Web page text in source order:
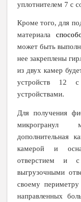
уплотнителем 7 с
Кроме того, для
материала
может быть
нее закреплены
из двух камер
устройств 12 с
устройствами.
Для получения
микрогранул
дополнительная
камерой и
отверстием и
выгрузочными
своему
направленных